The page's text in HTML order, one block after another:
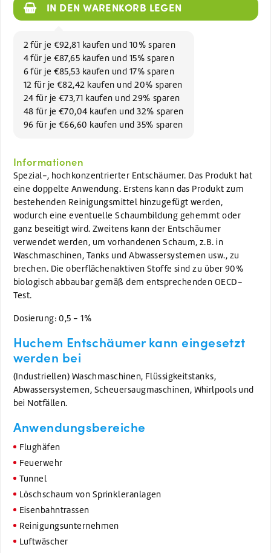
IN DEN WARENKORB LEGEN
2 für je €92,81 kaufen und 10% sparen
4 für je €87,65 kaufen und 15% sparen
6 für je €85,53 kaufen und 17% sparen
12 für je €82,42 kaufen und 20% sparen
24 für je €73,71 kaufen und 29% sparen
48 für je €70,04 kaufen und 32% sparen
96 für je €66,60 kaufen und 35% sparen
Informationen
Spezial-, hochkonzentrierter Entschäumer. Das Produkt hat
eine doppelte Anwendung. Erstens kann das Produkt zum
bestehenden Reinigungsmittel hinzugefügt werden,
wodurch eine eventuelle Schaumbildung gehemmt oder
ganz beseitigt wird. Zweitens kann der Entschäumer
verwendet werden, um vorhandenen Schaum, z.B. in
Waschmaschinen, Tanks und Abwassersystemen usw., zu
brechen. Die oberflächenaktiven Stoffe sind zu über 90%
biologisch abbaubar gemäß dem entsprechenden OECD-
Test.
Dosierung: 0,5 - 1%
Huchem Entschäumer kann eingesetzt
werden bei
(Industriellen) Waschmaschinen, Flüssigkeitstanks,
Abwassersystemen, Scheuersaugmaschinen, Whirlpools und
bei Notfällen.
Anwendungsbereiche
Flughäfen
Feuerwehr
Tunnel
Löschschaum von Sprinkleranlagen
Eisenbahntrassen
Reinigungsunternehmen
Luftwäscher